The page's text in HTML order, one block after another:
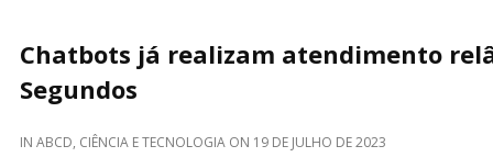
Chatbots já realizam atendimento
Segundos
IN ABCD, CIÊNCIA E TECNOLOGIA ON 19 DE JULHO DE 2023